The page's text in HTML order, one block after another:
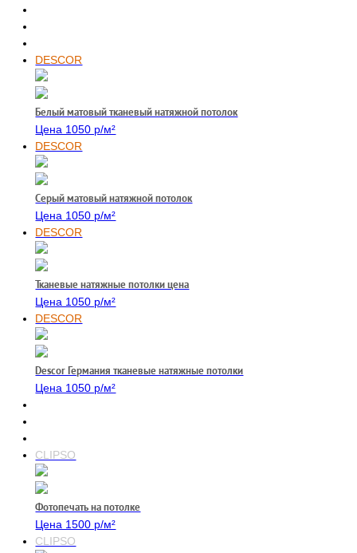
DESCOR
Белый матовый тканевый натяжной потолок
Цена 1050 р/м²
DESCOR
Серый матовый натяжной потолок
Цена 1050 р/м²
DESCOR
Тканевые натяжные потолки цена
Цена 1050 р/м²
DESCOR
Descor Германия тканевые натяжные потолки
Цена 1050 р/м²
CLIPSO
Фотопечать на потолке
Цена 1500 р/м²
CLIPSO